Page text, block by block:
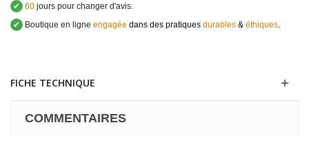
✔ 60 jours pour changer d'avis.
✔
Boutique en ligne engagée dans des pratiques durables & éthiques
FICHE TECHNIQUE
COMMENTAIRES